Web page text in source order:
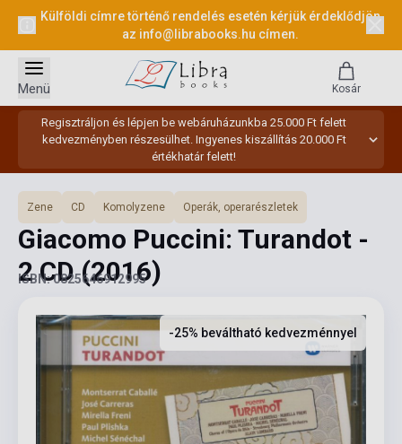
Külföldi címre történő rendelés esetén kérjük érdeklődjön
az info@librabooks.hu címen.
Regisztráljon és lépjen be webáruházunkba 25.000 Ft felett
kedvezményben részesülhet. Ingyenes kiszállítás 20.000 Ft
értékhatár felett!
Menü Kosár
Zene CD Komolyzene Operák, operarészletek
Giacomo Puccini: Turandot -
2 CD(2016)
ISBN: 0825646912995
-25% beváltható kedvezménnyel